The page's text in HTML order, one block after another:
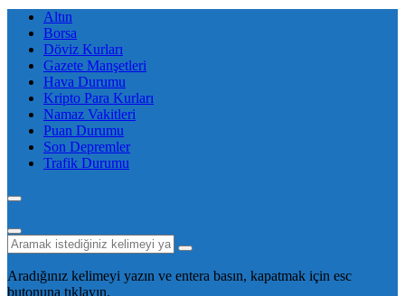
Altın
Borsa
Döviz Kurları
Gazete Manşetleri
Hava Durumu
Kripto Para Kurları
Namaz Vakitleri
Puan Durumu
Son Depremler
Trafik Durumu
Aradığınız kelimeyi yazın ve entera basın, kapatmak için esc
butonuna tıklayın.